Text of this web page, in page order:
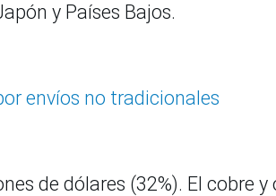
y Países Bajos.
envíos no tradicionales
de dólares (32%). El cobre y